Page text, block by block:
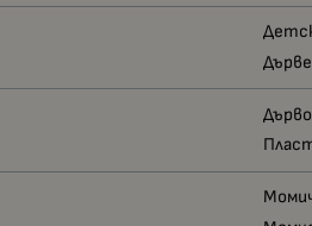
Дърво